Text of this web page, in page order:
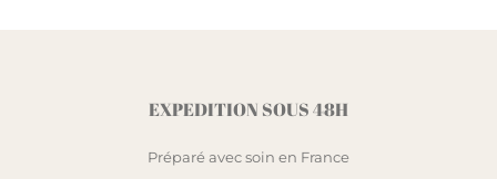
EXPEDITION SOUS 48H
Préparé avec soin en France